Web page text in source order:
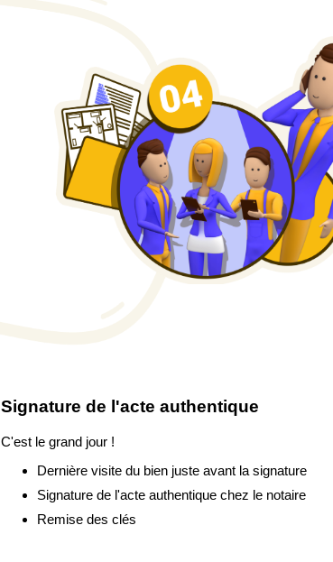
Signature de l'acte authentique
C'est le grand jour !
Dernière visite du bien juste avant la signature
Signature de l'acte authentique chez le notaire
Remise des clés